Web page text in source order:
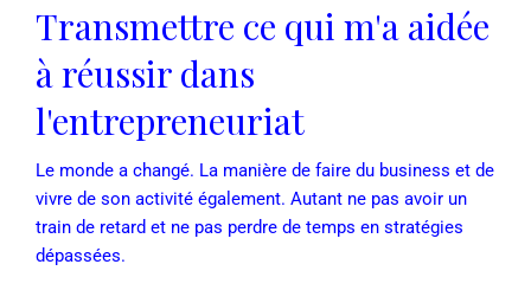
Transmettre ce qui m'a aidée
à réussir dans
l'entrepreneuriat
Le monde a changé. La manière de faire du business et de
vivre de son activité également. Autant ne pas avoir un
train de retard et ne pas perdre de temps en stratégies
dépassées.